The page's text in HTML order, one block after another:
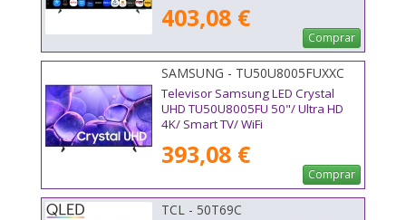
403,08 €
Comprar
SAMSUNG - TU50U8005FUXXC
Televisor Samsung LED Crystal
UHD TU50U8005FU 50"/ Ultra HD
4K/ Smart TV/ WiFi
393,08 €
Comprar
TCL - 50T69C